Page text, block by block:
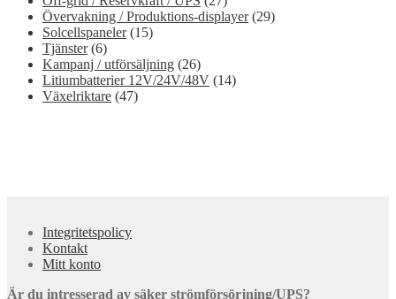
Övervakning / Produktions-displayer (29)
Solcellspaneler (15)
Tjänster (6)
Kampanj / utförsäljning (26)
Litiumbatterier 12V/24V/48V (14)
Växelriktare (47)
Integritetspolicy
Kontakt
Mitt konto
Är du intresserad av säker strömförsörjning/UPS?